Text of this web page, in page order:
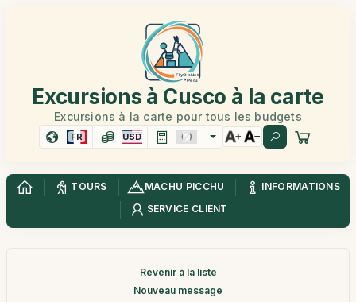
Excursions à Cusco à la carte
Excursions à la carte pour tous les budgets
FR USD
TOURS MACHU PICCHU
INFORMATIONS
SERVICE CLIENT
Revenir à la liste
Nouveau message